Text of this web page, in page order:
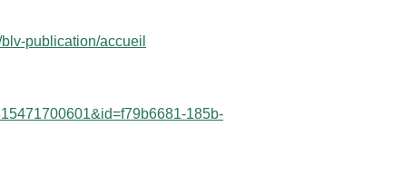
publication/accueil
185b-